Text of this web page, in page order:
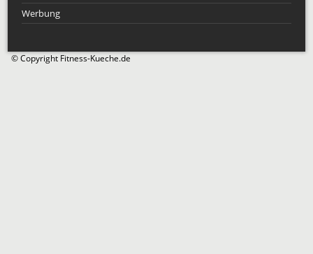
Werbung
© Copyright Fitness-Kueche.de